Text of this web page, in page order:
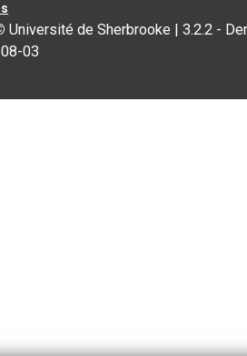
Université de Sherbrooke |3.2.2 -
03